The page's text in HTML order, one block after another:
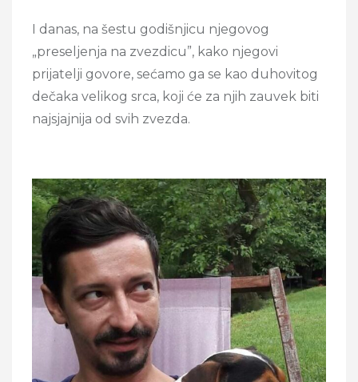
I danas, na šestu godišnjicu njegovog
„preseljenja na zvezdicu”, kako njegovi
prijatelji govore, sećamo ga se kao duhovitog
dečaka velikog srca, koji će za njih zauvek biti
najsjajnija od svih zvezda.